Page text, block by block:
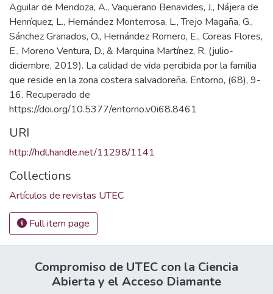
Aguilar de Mendoza, A., Vaquerano Benavides, J., Nájera de
Henríquez, L., Hernández Monterrosa, L., Trejo Magaña, G.,
Sánchez Granados, O., Hernández Romero, E., Coreas Flores,
E., Moreno Ventura, D., & Marquina Martínez, R. (julio-
diciembre, 2019). La calidad de vida percibida por la familia
que reside en la zona costera salvadoreña. Entorno, (68), 9-
16. Recuperado de
https://doi.org/10.5377/entorno.v0i68.8461
URI
http://hdl.handle.net/11298/1141
Collections
Artículos de revistas UTEC
Full item page
Compromiso de UTEC con la Ciencia
Abierta y el Acceso Diamante